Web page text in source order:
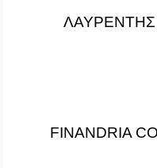
FINANDRIA